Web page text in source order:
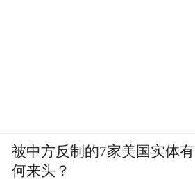
被中方反制的7家美国实体有
何来头？